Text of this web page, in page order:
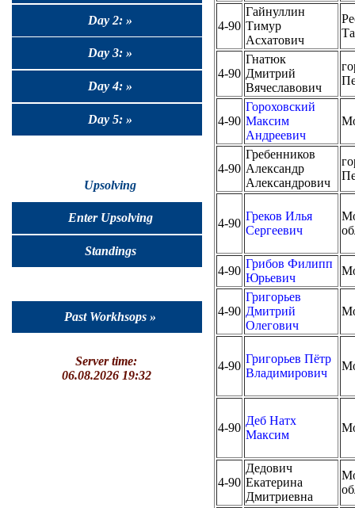
Day 2: »
Day 3: »
Day 4: »
Day 5: »
Upsolving
Enter Upsolving
Standings
Past Workhsops »
Server time:
06.08.2026 19:32
4-90
Гайнуллин
Тимур
Асхатович
4-90
Гнатюк
Дмитрий
Вячеславович
4-90
Гороховский
Максим
Андреевич
4-90
Гребенников
Александр
Александрович
4-90
Греков Илья
Сергеевич
4-90
Грибов Филипп
Юрьевич
4-90
Григорьев
Дмитрий
Олегович
4-90
Григорьев Пётр
Владимирович
4-90
Деб Натх
Максим
4-90
Дедович
Екатерина
Дмитриевна